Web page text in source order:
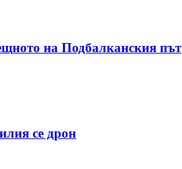
на Подбалканския път
се дрон